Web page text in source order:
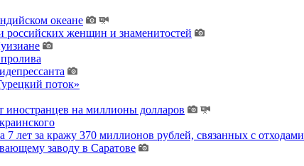
океане
российских женщин и знаменитостей
поток»
иностранцев на миллионы долларов
лет за кражу 370 миллионов рублей, связанных с отходами
заводу в Саратове